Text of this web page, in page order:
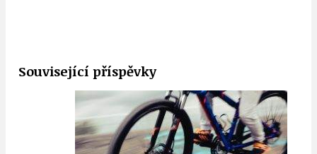
Související příspěvky